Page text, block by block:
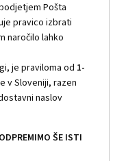
Pošta
pravico izbrati
naročilo lahko
je praviloma od 1-
v Sloveniji, razen
naslov
ŠE ISTI